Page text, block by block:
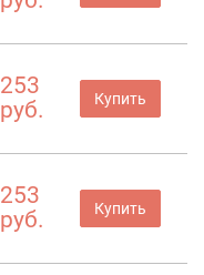
253
руб.
Купить
253
руб.
Купить